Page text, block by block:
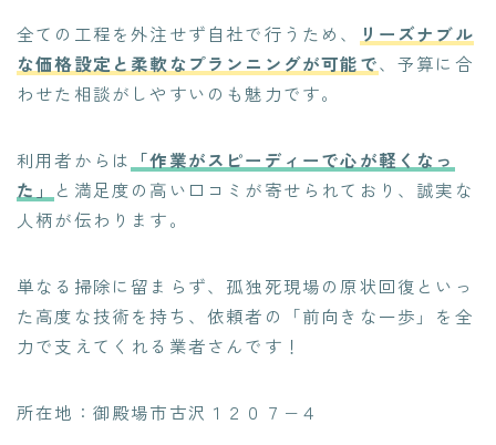
全ての工程を外注せず自社で行うため、
リーズナブル
な価格設定と柔軟なプランニングが可能で、予算に合
わせた相談がしやすいのも魅力です。
利用者からは 「作業がスピーディーで心が軽くなっ
た」
と満足度の高い口コミが寄せられており、誠実な
人柄が伝わります。
単なる掃除に留まらず、孤独死現場の原状回復といっ
た高度な技術を持ち、依頼者の「前向きな一歩」を全
力で支えてくれる業者さんです！
所在地：御殿場市古沢１２０７−４